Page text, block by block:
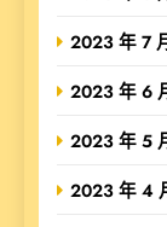
2023 年 7
2023 年 6
2023 年 5
2023 年 4